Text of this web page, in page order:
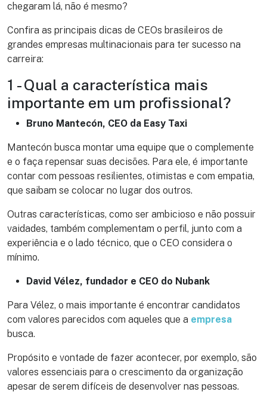
chegaram lá, não é mesmo?
Confira as principais dicas de CEOs brasileiros de
grandes empresas multinacionais para ter sucesso na
carreira:
1 - Qual a característica mais
importante em um profissional?
Bruno Mantecón, CEO da Easy Taxi
Mantecón busca montar uma equipe que o complemente
e o faça repensar suas decisões. Para ele, é importante
contar com pessoas resilientes, otimistas e com empatia,
que saibam se colocar no lugar dos outros.
Outras características, como ser ambicioso e não possuir
vaidades, também complementam o perfil, junto com a
experiência e o lado técnico, que o CEO considera o
mínimo.
David Vélez, fundador e CEO do Nubank
Para Vélez, o mais importante é encontrar candidatos
com valores parecidos com aqueles que a empresa
busca.
Propósito e vontade de fazer acontecer, por exemplo, são
valores essenciais para o crescimento da organização
apesar de serem difíceis de desenvolver nas pessoas.